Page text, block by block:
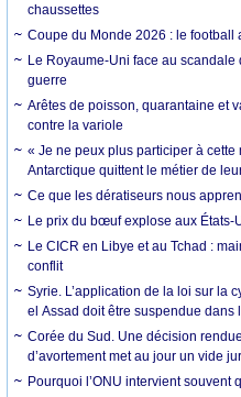
chaussettes
Coupe du Monde 2026 : le football
Le Royaume-Uni face au scandale
guerre
Arêtes de poisson, quarantaine et
contre la variole
« Je ne peux plus participer à
Antarctique quittent le métier de
Ce que les dératiseurs nous
Le prix du bœuf explose aux États-
Le CICR en Libye et au Tchad :
conflit
Syrie. L’application de la loi sur la
el Assad doit être suspendue dans
Corée du Sud. Une décision
d’avortement met au jour un vide
Pourquoi l’ONU intervient souvent